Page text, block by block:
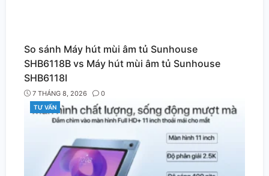
So sánh Máy hút mùi âm tủ Sunhouse
SHB6118B vs Máy hút mùi âm tủ Sunhouse
SHB6118I
7 THÁNG 8, 2026
0
CATEGORIES
TƯ VẤN